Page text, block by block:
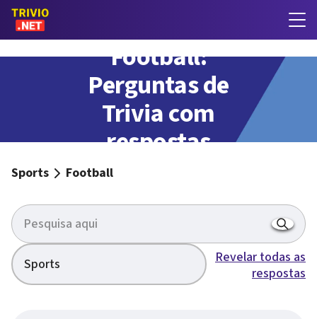
Football:
Perguntas de
Trivia com
respostas
Sports Football
Sports
Revelar todas as
respostas